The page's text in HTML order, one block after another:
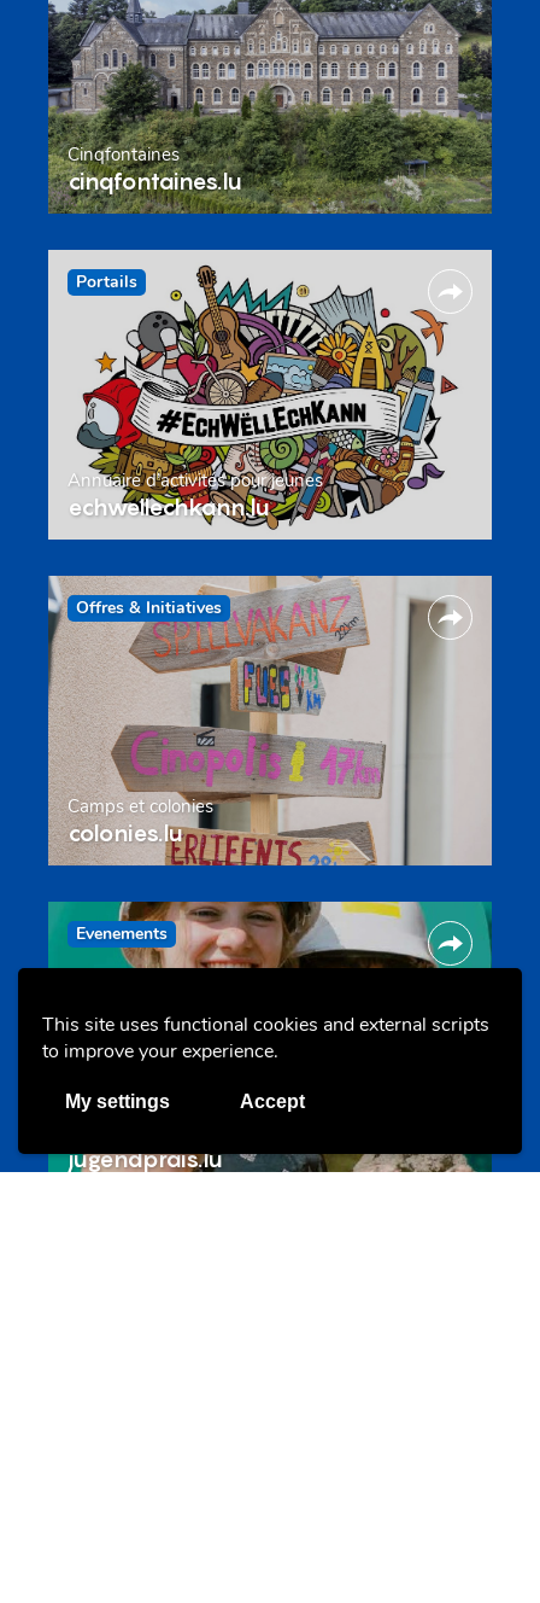
This site uses functional cookies and external scripts
to improve your experience.
My settings Accept
Cinqfontaines
cinqfontaines.lu
Portails
Annuaire d’activités pour jeunes
echwellechkann.lu
Offres & Initiatives
Camps et colonies
colonies.lu
Evenements
jugendprais.lu